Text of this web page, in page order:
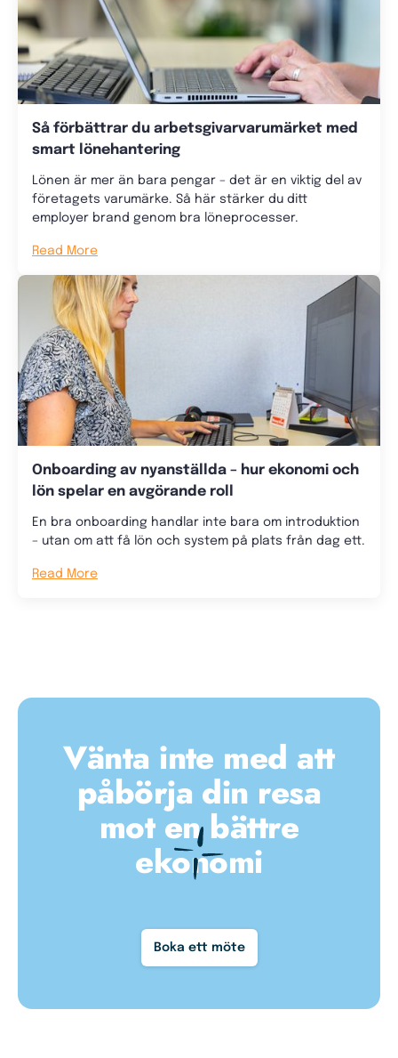
Så förbättrar du arbetsgivarvarumärket med
smart lönehantering
Lönen är mer än bara pengar – det är en viktig del av
företagets varumärke. Så här stärker du ditt
employer brand genom bra löneprocesser.
Read More
Onboarding av nyanställda – hur ekonomi och
lön spelar en avgörande roll
En bra onboarding handlar inte bara om introduktion
– utan om att få lön och system på plats från dag ett.
Read More
Vänta inte med att
påbörja din resa
mot en bättre
ekonomi
Boka ett möte